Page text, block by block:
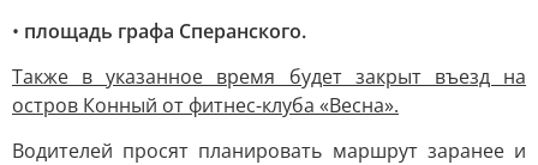
• площадь графа Сперанского.
Также в указанное время будет закрыт въезд на
остров Конный от фитнес-клуба «Весна».
Водителей просят планировать маршрут заранее и